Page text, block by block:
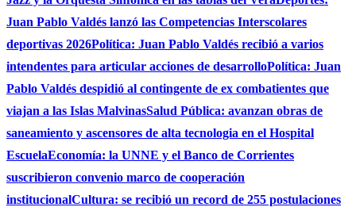
Juan Pablo Valdés lanzó las Competencias Interscolares
deportivas 2026Política: Juan Pablo Valdés recibió a varios
intendentes para articular acciones de desarrolloPolítica: Juan
Pablo Valdés despidió al contingente de ex combatientes que
viajan a las Islas MalvinasSalud Pública: avanzan obras de
saneamiento y ascensores de alta tecnologia en el Hospital
EscuelaEconomía: la UNNE y el Banco de Corrientes
suscribieron convenio marco de cooperación
institucionalCultura: se recibió un record de 255 postulaciones